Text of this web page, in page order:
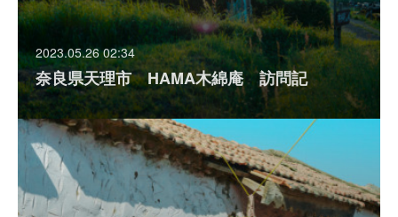
2023.05.26 02:34
奈良県天理市 HAMA木綿庵 訪問記